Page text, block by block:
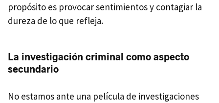
propósito es provocar sentimientos y contagiar la
dureza de lo que refleja.
La investigación criminal como aspecto
secundario
No estamos ante una película de investigaciones